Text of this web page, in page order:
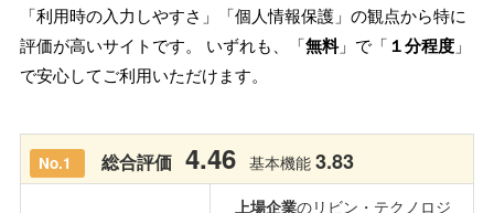
「利用時の入力しやすさ」「個人情報保護」の観点から特に
評価が高いサイトです。 いずれも、「無料」で「 １分程度 」
で安心してご利用いただけます。